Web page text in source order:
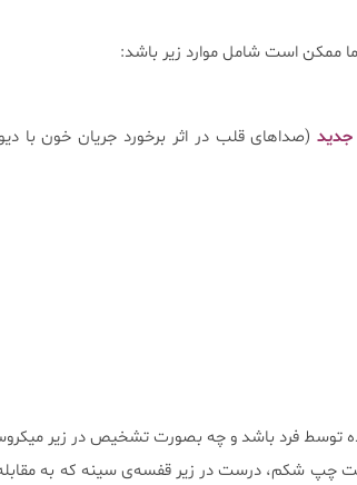
ممکن است شامل موارد زیر باشد:
(صدا‌های قلب در اثر برخورد جریان خون با
توسط فرد باشد و چه بصورت تشخیص در زیر
چپ شکم، درست در زیر قفسه‌ی سینه که به